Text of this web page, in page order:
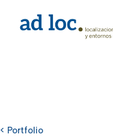
< Portfolio